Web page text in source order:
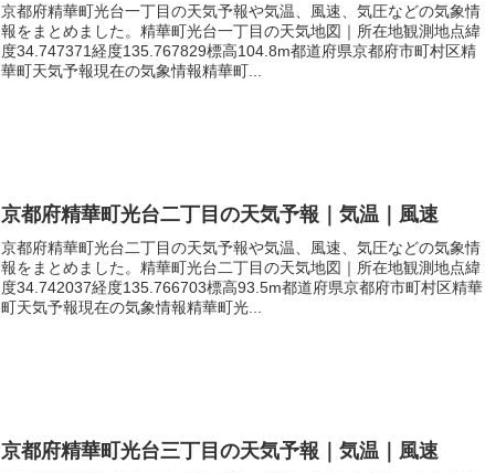
京都府精華町光台一丁目の天気予報や気温、風速、気圧などの気象情
報をまとめました。精華町光台一丁目の天気地図｜所在地観測地点緯
度34.747371経度135.767829標高104.8m都道府県京都府市町村区精
華町天気予報現在の気象情報精華町...
京都府精華町光台二丁目の天気予報｜気温｜風速
京都府精華町光台二丁目の天気予報や気温、風速、気圧などの気象情
報をまとめました。精華町光台二丁目の天気地図｜所在地観測地点緯
度34.742037経度135.766703標高93.5m都道府県京都府市町村区精華
町天気予報現在の気象情報精華町光...
京都府精華町光台三丁目の天気予報｜気温｜風速